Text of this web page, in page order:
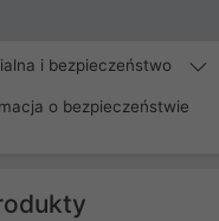
i bezpieczeństwo
o bezpieczeństwie